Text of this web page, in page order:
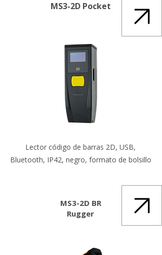
MS3-2D Pocket
Lector código de barras 2D, USB,
Bluetooth, IP42, negro, formato de bolsillo
MS3-2D BR
Rugger